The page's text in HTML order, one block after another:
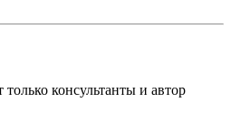
консультанты и автор